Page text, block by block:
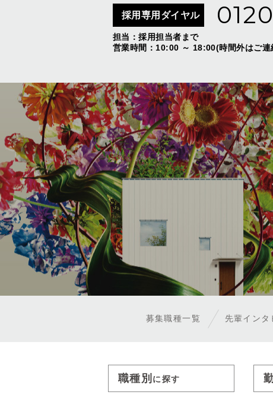
採用専用ダイヤル
担当：採用担当者まで
営業時間：10:00 ～ 18:00(時間外はご連
募集職種一覧 先輩インタ
職種別 に探す